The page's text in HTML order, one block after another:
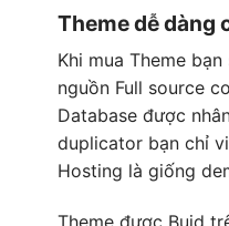
Theme dễ dàng
Khi mua Theme
nguồn Full source
Database được
duplicator bạn chỉ
Hosting là giống